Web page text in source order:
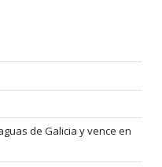
de Galicia y vence en